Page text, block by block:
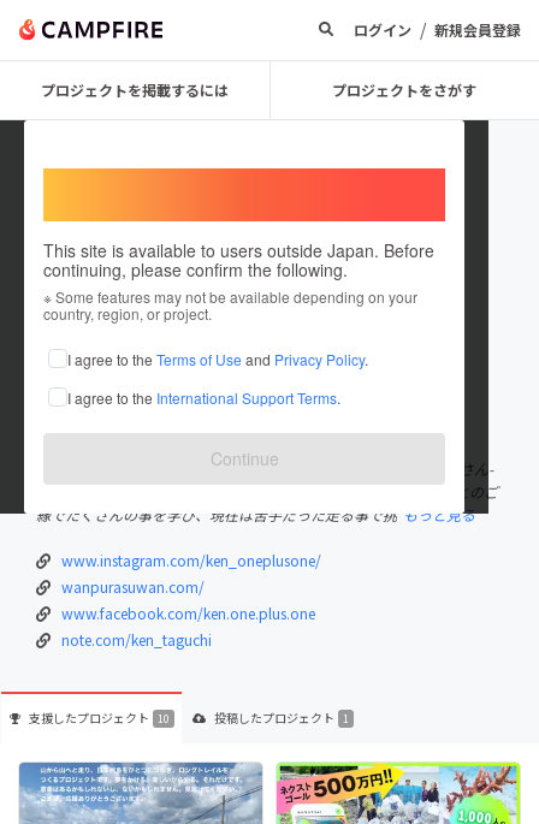
ログイン / 新規会員登録
プロジェクトを掲載するには プロジェクトをさがす
This site is available to users outside Japan. Before
continuing, please confirm the following.
※ Some features may not be available depending on your
country, region, or project.
I agree to the Terms of Use and Privacy Policy.
I agree to the International Support Terms.
Continue
ken taguchi
これまでに10回支援して1件のプロジェクトを投稿しています
在住国：日本 現在地：岡山県
出身国：日本 出身地：岡山県
岡山市しないで、予祝のワンプラスワン-心がワクワクする洋食屋さん-
を経営。自律神経失調症になったか事で人の温もりを知った。人とのご
縁でたくさんの事を学び、現在は苦手だった走る事で挑 もっと見る
www.instagram.com/ken_oneplusone/
wanpurasuwan.com/
www.facebook.com/ken.one.plus.one
note.com/ken_taguchi
支援したプロジェクト 10 投稿したプロジェクト 1